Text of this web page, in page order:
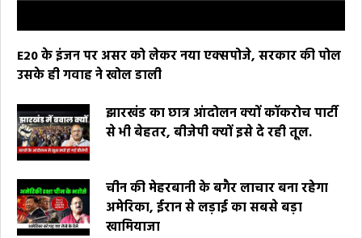
E20 के इंजन पर असर को लेकर नया एक्सपोजे, सरकार की पोल
उसके ही गवाह ने खोल डाली
झारखंड का छात्र आंदोलन क्यों कॉकरोच पार्टी
से भी बेहतर, बीजेपी क्यों इसे दे रही तूल.
चीन की मेहरबानी के बगैर लाचार बना रहेगा
अमेरिका, ईरान से लड़ाई का सबसे बड़ा
खामियाजा